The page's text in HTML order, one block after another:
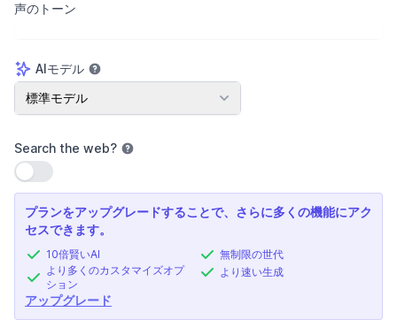
声のトーン
AIモデル
AIモデル
標準モデル
Search the web?
設定を使用
プランをアップグレードすることで、さらに多くの機能にアク
セスできます。
10倍賢いAI
より多くのカスタマイズオプ
ション
無制限の世代
より速い生成
アップグレード